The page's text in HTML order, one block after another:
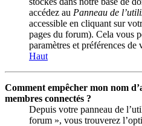
accédez au Panneau de
accessible en cliquant sur
pages du forum). Cela vous
paramètres et préférences de
Haut
Comment empêcher mon nom
membres connectés ?
Depuis votre panneau de
forum », vous trouverez